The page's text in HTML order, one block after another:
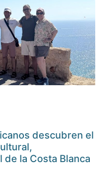
descubren el
la Costa Blanca